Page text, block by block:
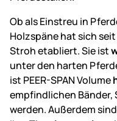
Ob als Einstreu in
Holzspäne hat sich
Stroh etabliert. Sie ist
unter den harten
ist PEER-SPAN Volume
empfindlichen Bänder,
werden. Außerdem